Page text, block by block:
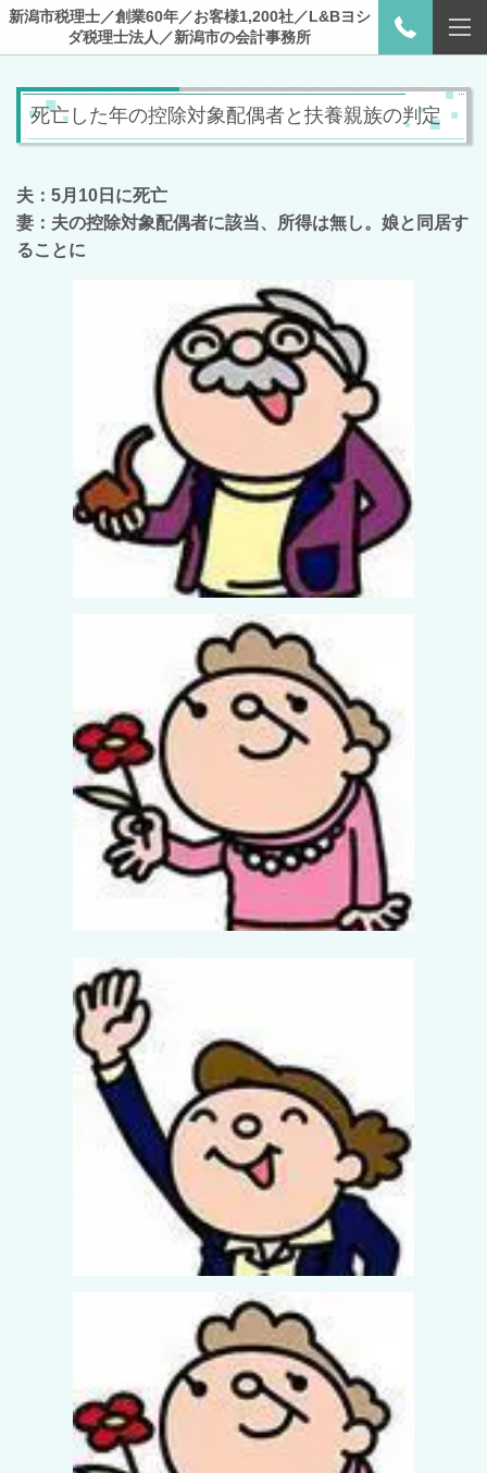
新潟市税理士／創業60年／お客様1,200社／L&Bヨシ
ダ税理士法人／新潟市の会計事務所
死亡した年の控除対象配偶者と扶養親族の判定
夫：5月10日に死亡
妻：夫の控除対象配偶者に該当、
所得は無し。 娘と同居す
ることに